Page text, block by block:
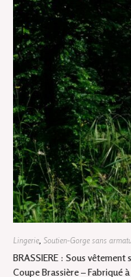
Lingerie, Soutien-Gorge sans
BRASSIERE : Sous
Coupe Brassière – Fabriqué